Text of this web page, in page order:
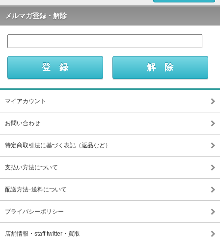
メルマガ登録・解除
マイアカウント
お問い合わせ
特定商取引法に基づく表記（返品など）
支払い方法について
配送方法･送料について
プライバシーポリシー
店舗情報・staff twitter・買取